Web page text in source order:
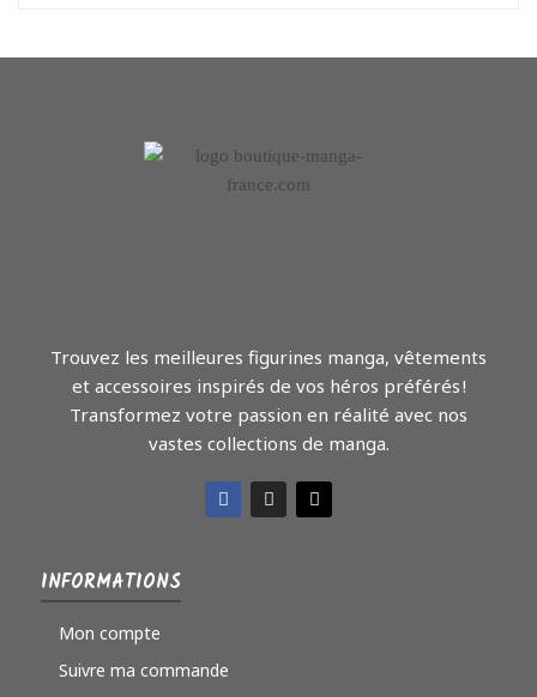
Trouvez les meilleures figurines manga, vêtements
et accessoires inspirés de vos héros préférés !
Transformez votre passion en réalité avec nos
vastes collections de manga.
INFORMATIONS
Mon compte
Suivre ma commande